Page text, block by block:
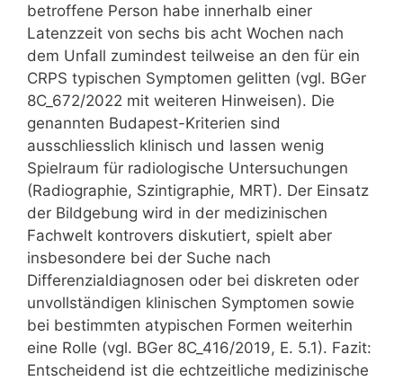
betroffene Person habe innerhalb einer
Latenzzeit von sechs bis acht Wochen nach
dem Unfall zumindest teilweise an den für ein
CRPS typischen Symptomen gelitten (vgl. BGer
8C_672/2022 mit weiteren Hinweisen). Die
genannten Budapest-Kriterien sind
ausschliesslich klinisch und lassen wenig
Spielraum für radiologische Untersuchungen
(Radiographie, Szintigraphie, MRT). Der Einsatz
der Bildgebung wird in der medizinischen
Fachwelt kontrovers diskutiert, spielt aber
insbesondere bei der Suche nach
Differenzialdiagnosen oder bei diskreten oder
unvollständigen klinischen Symptomen sowie
bei bestimmten atypischen Formen weiterhin
eine Rolle (vgl. BGer 8C_416/2019, E. 5.1). Fazit:
Entscheidend ist die echtzeitliche medizinische